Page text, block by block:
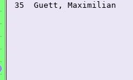
35  Guett, Maximilian